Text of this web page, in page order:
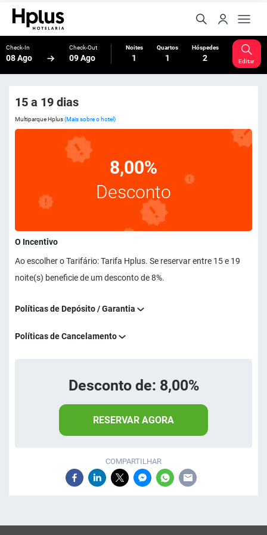
Check-In
08 Ago
Check-Out
09 Ago
Noites
1
Quartos
1
Hóspedes
2 Editar
15 a 19 dias
Multiparque Hplus(Mais sobre o hotel)
8,00%
Desconto
O Incentivo
Ao escolher o Tarifário: Tarifa Hplus. Se reservar entre 15 e 19
noite(s) beneficie de um desconto de 8%.
Políticas de Depósito / Garantia
Políticas de Cancelamento
Desconto de: 8,00%
RESERVAR AGORA
COMPARTILHAR